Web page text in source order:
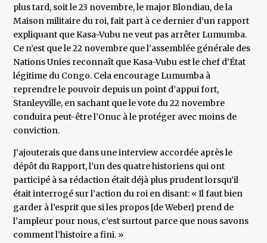
plus tard, soit le 23 novembre, le major Blondiau, de la
Maison militaire du roi, fait part à ce dernier d’un rapport
expliquant que Kasa-Vubu ne veut pas arrêter Lumumba.
Ce n’est que le 22 novembre que l’assemblée générale des
Nations Unies reconnaît que Kasa-Vubu est le chef d’État
légitime du Congo. Cela encourage Lumumba à
reprendre le pouvoir depuis un point d’appui fort,
Stanleyville, en sachant que le vote du 22 novembre
conduira peut-être l’Onuc à le protéger avec moins de
conviction.
J’ajouterais que dans une interview accordée après le
dépôt du Rapport, l’un des quatre historiens qui ont
participé à sa rédaction était déjà plus prudent lorsqu’il
était interrogé sur l’action du roi en disant: « Il faut bien
garder à l’esprit que si les propos [de Weber] prend de
l’ampleur pour nous, c’est surtout parce que nous savons
comment l’histoire a fini. »